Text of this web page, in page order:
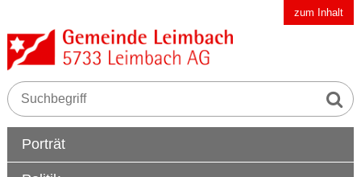
Navigieren in der Gemeinde Leimbach AGzum Inhalt
Suchbegriff
Suche
Hauptnavigation
Porträt